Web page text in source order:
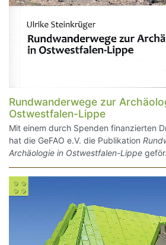
Rundwanderwege zur
Ostwestfalen-Lippe
Mit einem durch Spenden finanzierten
hat die GeFAO e.V. die Publikation
Archäologie in Ostwestfalen-Lippe